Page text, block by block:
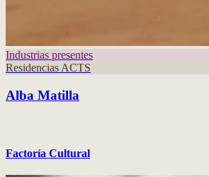
Industrias presentes
Residencias ACTS
Alba Matilla
Factoría Cultural